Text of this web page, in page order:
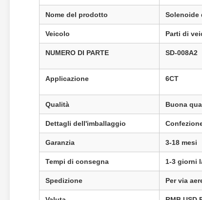
Nome del prodotto Solenoide
Veicolo Parti di
NUMERO DI PARTE SD-008A2
Applicazione 6CT
Qualità Buona
Dettagli dell'imballaggio
Garanzia 3-18 mesi
Tempi di consegna 1-3 giorni
Spedizione Per via